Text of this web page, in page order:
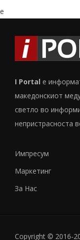
e
I Portal е
македонскиот
светло во
непристрасноста
Импресум
Маркетинг
За Нас
Copyright © 2016-